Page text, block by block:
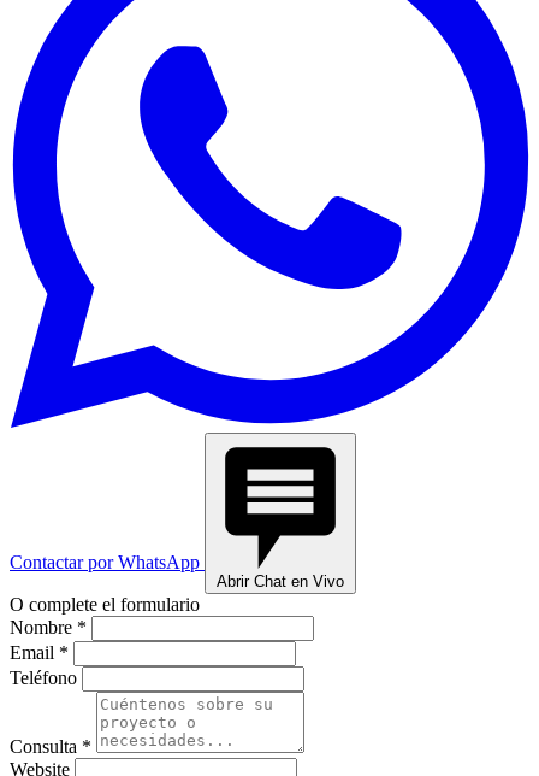
Contactar por WhatsApp
Abrir Chat en Vivo
O complete el formulario
Nombre *
Email *
Teléfono
Consulta *
Website